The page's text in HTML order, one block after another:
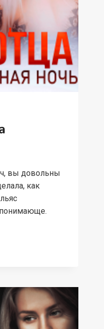
вы довольны
как